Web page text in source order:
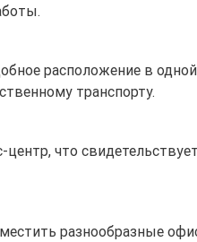
расположение в
транспорту.
что
разнообразные